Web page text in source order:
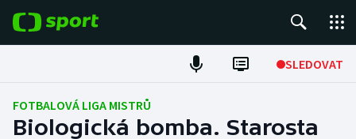
SLEDOVAT
Fotbal
FOTBALOVÁ LIGA MISTRŮ
Biologická bomba. Starosta